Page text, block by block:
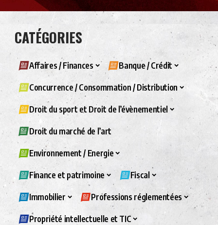
CATÉGORIES
Affaires / Finances Banque / Crédit
Concurrence / Consommation / Distribution
Droit du sport et Droit de l’évènementiel
Droit du marché de l’art
Environnement / Energie
Finance et patrimoine Fiscal
Immobilier Professions réglementées
Propriété intellectuelle et TIC